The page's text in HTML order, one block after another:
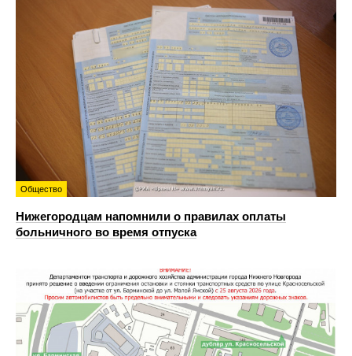
Общество
Нижегородцам напомнили о правилах оплаты
больничного во время отпуска